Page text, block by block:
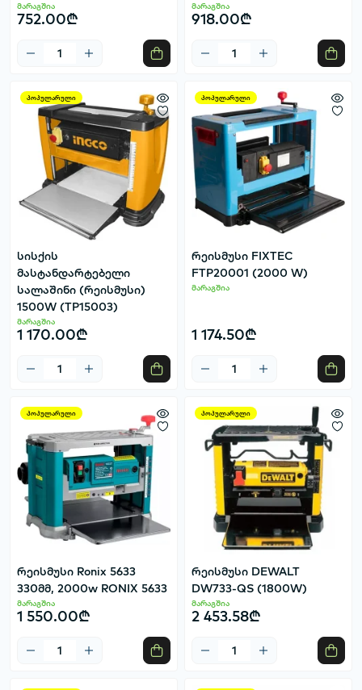
მარაგშია
752.00₾
მარაგშია
918.00₾
პოპულარული
სისქის
მასტანდარტებელი
სალაშინი (რეისმუსი)
1500W (TP15003)
მარაგშია
1 170.00₾
პოპულარული
რეისმუსი FIXTEC
FTP20001 (2000 W)
მარაგშია
1 174.50₾
პოპულარული
რეისმუსი Ronix 5633
330მმ, 2000w RONIX 5633
მარაგშია
1 550.00₾
პოპულარული
რეისმუსი DEWALT
DW733-QS (1800W)
მარაგშია
2 453.58₾